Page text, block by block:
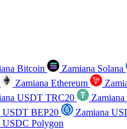
Bitcoin Zamiana Solana
Zamiana Ethereum
USDT TRC20
USDT BEP20
Zamiana
USDC Polygon